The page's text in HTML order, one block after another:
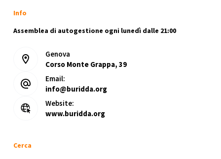
Info
Assemblea di autogestione ogni lunedì dalle 21:00
Genova
Corso Monte Grappa, 39
Email:
info@buridda.org
Website:
www.buridda.org
Cerca